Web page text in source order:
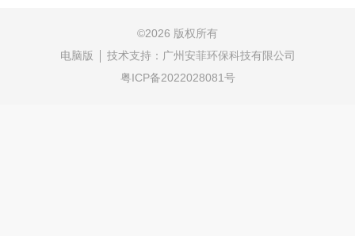
©2026 版权所有
电脑版
技术支持： 广州安菲环保科技有限公司
粤ICP备2022028081号